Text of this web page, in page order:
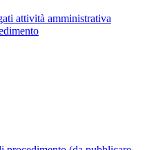
attività amministrativa